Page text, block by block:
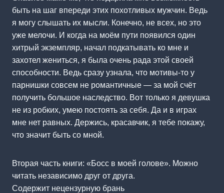
быть на шаг впереди этих похотливых мужчин. Ведь
я могу слышать их мысли. Конечно, не всех, но это
уже мелочи. И когда на моём пути появился один
хитрый экземпляр, начал подкатывать ко мне и
захотел жениться, я была очень рада этой своей
способности. Ведь сразу узнала, что мотивы-то у
парнишки совсем не романтичные — за мой счёт
получить большое наследство. Вот только я девушка
не из робких, умею постоять за себя. Да и в играх
мне нет равных. Держись, красавчик, я тебе покажу,
что значит быть со мной.
Вторая часть книги: «Босс в моей голове». Можно
читать независимо друг от друга.
Содержит нецензурную брань